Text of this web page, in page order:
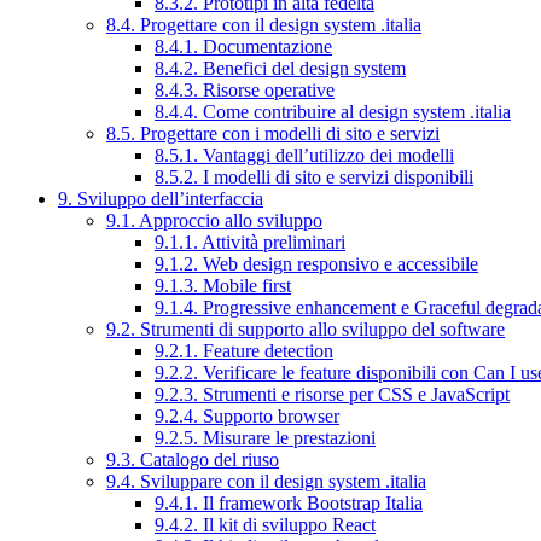
8.4. Progettare con il design system .italia
8.4.1. Documentazione
8.4.2. Benefici del design system
8.4.3. Risorse operative
8.4.4. Come contribuire al design system .italia
8.5. Progettare con i modelli di sito e servizi
8.5.1. Vantaggi dell’utilizzo dei modelli
8.5.2. I modelli di sito e servizi disponibili
9. Sviluppo dell’interfaccia
9.1. Approccio allo sviluppo
9.1.1. Attività preliminari
9.1.2. Web design responsivo e accessibile
9.1.3. Mobile first
9.1.4. Progressive enhancement e Graceful
9.2. Strumenti di supporto allo sviluppo del software
9.2.1. Feature detection
9.2.2. Verificare le feature disponibili con Can I
9.2.3. Strumenti e risorse per CSS e JavaScript
9.2.4. Supporto browser
9.2.5. Misurare le prestazioni
9.3. Catalogo del riuso
9.4. Sviluppare con il design system .italia
9.4.1. Il framework Bootstrap Italia
9.4.2. Il kit di sviluppo React